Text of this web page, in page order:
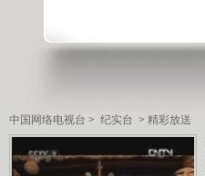
中国网络电视台 > 纪实台 > 精彩放送